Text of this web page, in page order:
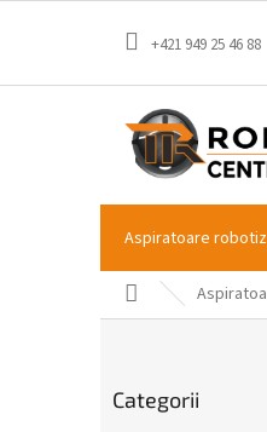
+421 949 25 46 88
Aspiratoare
Acasă
peste
Categorii